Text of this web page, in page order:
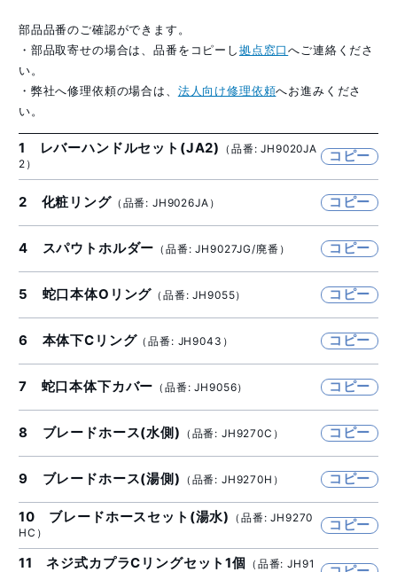
部品品番のご確認ができます。
・部品取寄せの場合は、品番をコピーし拠点窓口へご連絡くださ
い。
・弊社へ修理依頼の場合は、 法人向け修理依頼へお進みくださ
い。
1 レバーハンドルセット(JA2) （品番: JH9020JA
2）
コピー
2 化粧リング（品番: JH9026JA） コピー
4 スパウトホルダー （品番: JH9027JG/廃番） コピー
5 蛇口本体Oリング （品番: JH9055） コピー
6 本体下Cリング（品番: JH9043） コピー
7 蛇口本体下カバー （品番: JH9056） コピー
8 ブレードホース(水側) （品番: JH9270C） コピー
9 ブレードホース(湯側) （品番: JH9270H） コピー
10 ブレードホースセット(湯水) （品番: JH9270
HC）
コピー
11 ネジ式カプラCリングセット1個 （品番: JH91